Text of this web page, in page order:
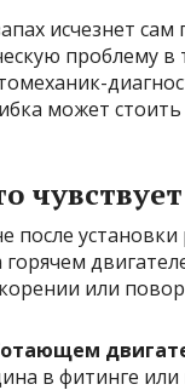
исчезнет сам
проблему
может стоить
чувствует
после
или
в фитинге